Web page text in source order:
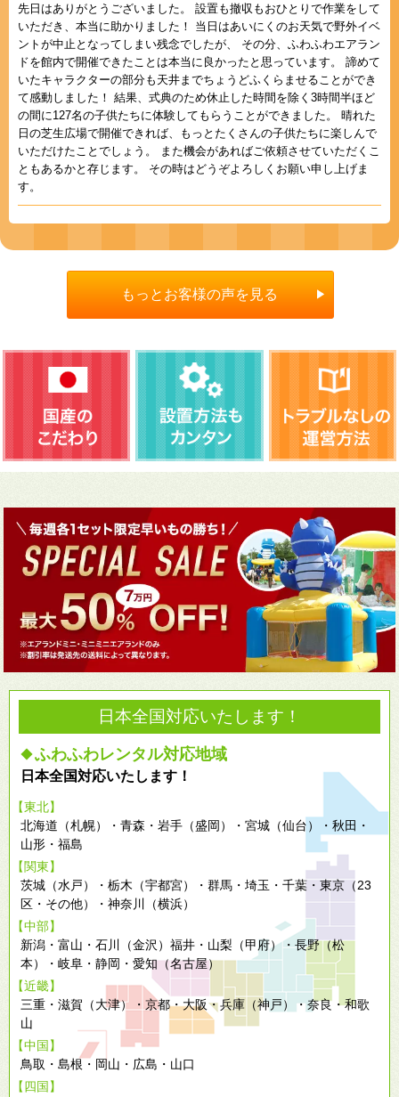
先日はありがとうございました。 設置も撤収もおひとりで作業をして
いただき、本当に助かりました！ 当日はあいにくのお天気で野外イベ
ントが中止となってしまい残念でしたが、 その分、ふわふわエアラン
ドを館内で開催できたことは本当に良かったと思っています。 諦めて
いたキャラクターの部分も天井までちょうどふくらませることができ
て感動しました！ 結果、式典のため休止した時間を除く3時間半ほど
の間に127名の子供たちに体験してもらうことができました。 晴れた
日の芝生広場で開催できれば、もっとたくさんの子供たちに楽しんで
いただけたことでしょう。 また機会があればご依頼させていただくこ
ともあるかと存じます。 その時はどうぞよろしくお願い申し上げま
す。
もっとお客様の声を見る
日本全国対応いたします！
◆ふわふわレンタル対応地域
日本全国対応いたします！
【東北】
北海道（札幌）・青森・岩手（盛岡）・宮城（仙台）・秋田・
山形・福島
【関東】
茨城（水戸）・栃木（宇都宮）・群馬・埼玉・千葉・東京（23
区・その他）・神奈川（横浜）
【中部】
新潟・富山・石川（金沢）福井・山梨（甲府）・長野（松
本）・岐阜・静岡・愛知（名古屋）
【近畿】
三重・滋賀（大津）・京都・大阪・兵庫（神戸）・奈良・和歌
山
【中国】
鳥取・島根・岡山・広島・山口
【四国】